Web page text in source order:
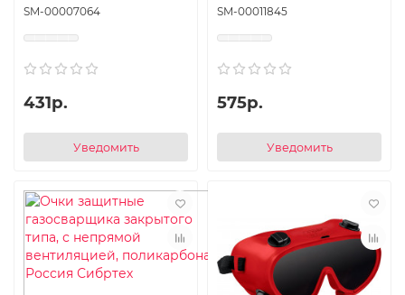
SM-00007064
431р.
Уведомить
SM-00011845
575р.
Уведомить